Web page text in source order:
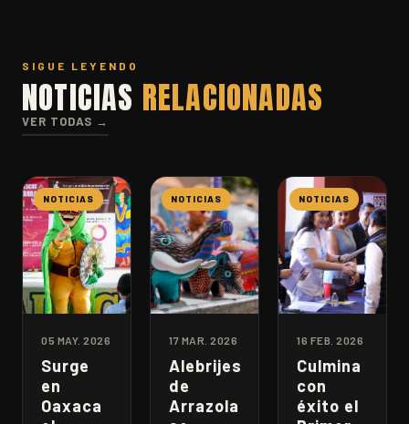
SIGUE LEYENDO
NOTICIAS RELACIONADAS
VER TODAS →
NOTICIAS
05 MAY. 2026
Surge
en
Oaxaca
NOTICIAS
17 MAR. 2026
Alebrijes
de
Arrazola
NOTICIAS
16 FEB. 2026
Culmina
con
éxito el